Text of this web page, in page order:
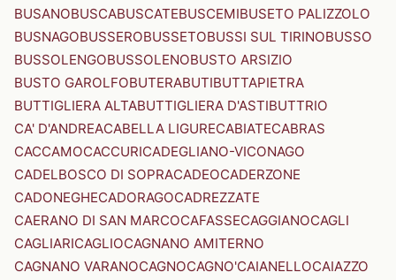
BUSANOBUSCABUSCATEBUSCEMIBUSETO PALIZZOLO
BUSNAGOBUSSEROBUSSETOBUSSI SUL TIRINOBUSSO
BUSSOLENGOBUSSOLENOBUSTO ARSIZIO
BUSTO GAROLFOBUTERABUTIBUTTAPIETRA
BUTTIGLIERA ALTABUTTIGLIERA D'ASTIBUTTRIO
CA' D'ANDREACABELLA LIGURECABIATECABRAS
CACCAMOCACCURICADEGLIANO-VICONAGO
CADELBOSCO DI SOPRACADEOCADERZONE
CADONEGHECADORAGOCADREZZATE
CAERANO DI SAN MARCOCAFASSECAGGIANOCAGLI
CAGLIARICAGLIOCAGNANO AMITERNO
CAGNANO VARANOCAGNOCAGNO'CAIANELLOCAIAZZO